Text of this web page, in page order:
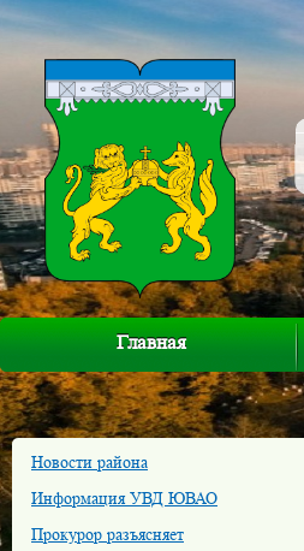
Главная
Новости района
Информация УВД ЮВАО
Прокурор разъясняет